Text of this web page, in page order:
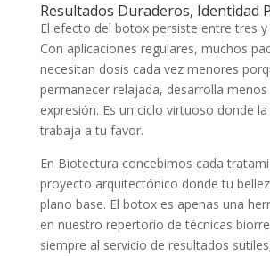
Resultados Duraderos, Identidad
El efecto del botox persiste entre tres
Con aplicaciones regulares, muchos
necesitan dosis cada vez menores
permanecer relajada, desarrolla menos
expresión. Es un ciclo virtuoso donde
trabaja a tu favor.
En Biotectura concebimos cada
proyecto arquitectónico donde tu
plano base. El botox es apenas una
en nuestro repertorio de técnicas
siempre al servicio de resultados